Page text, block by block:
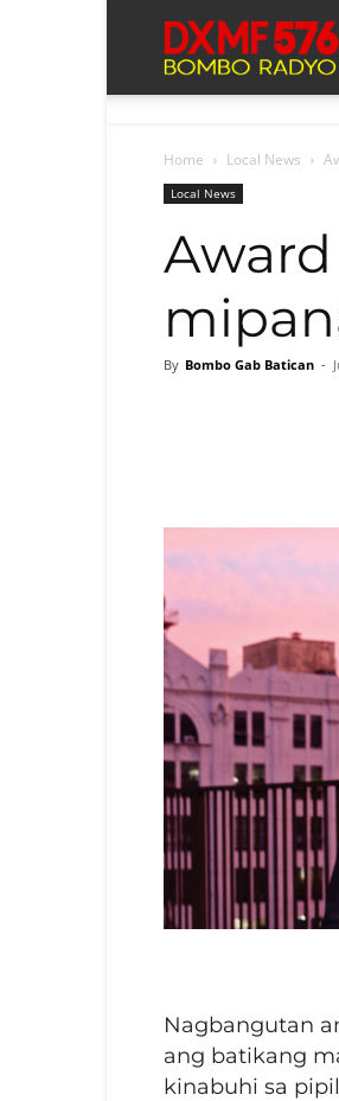
Home Local News
Local News
By Bombo Gab Batican -
Nagbangutan
ang batikang
kinabuhi sa